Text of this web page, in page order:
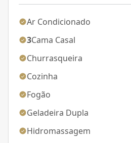
Ar Condicionado
3Cama Casal
Churrasqueira
Cozinha
Fogão
Geladeira Dupla
Hidromassagem